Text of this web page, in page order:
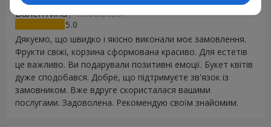
Валентина 15.06.2020
5
Дякуємо, що швидко і якісно виконали моє замовлення.
Фрукти свіжі, корзина сформована красиво. Для естетів
це важливо. Ви подарували позитивні емоції. Букет квітів
дуже сподобався. Добре, що підтримуєте зв'язок із
замовником. Вже вдруге скористалася вашими
послугами. Задоволена. Рекомендую своїм знайомим.